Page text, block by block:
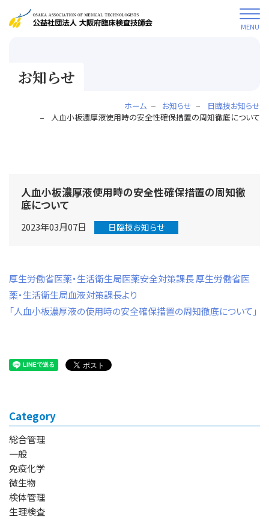
MENU
お知らせ
ホーム お知らせ
日臨技お知らせ
人血小板濃厚液使用時の安全性確保措置の周知徹底について
人血小板濃厚液使用時の安全性確保措置の周知徹
底について
2023年03月07日 日臨技お知らせ
厚生労働省医薬・生活衛生局医薬安全対策課長 厚生労働省医
薬・生活衛生局血液対策課長より
「人血小板濃厚液の使用時の安全確保措置の周知徹底について」
Category
総合管理
一般
免疫化学
微生物
検体管理
生理検査